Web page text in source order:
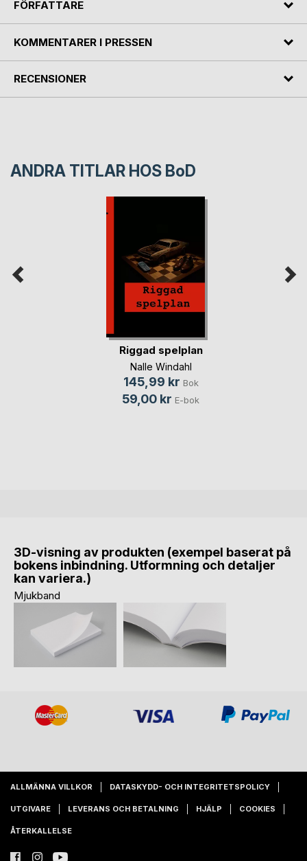
FÖRFATTARE
KOMMENTARER I PRESSEN
RECENSIONER
ANDRA TITLAR HOS BoD
Riggad spelplan
Nalle Windahl
145,99 kr Bok
59,00 kr E-bok
3D-visning av produkten (exempel baserat på
bokens inbindning. Utformning och detaljer
kan variera.)
Mjukband
ALLMÄNNA VILLKOR DATASKYDD- OCH INTEGRITETSPOLICY
UTGIVARE LEVERANS OCH BETALNING HJÄLP COOKIES
ÅTERKALLELSE